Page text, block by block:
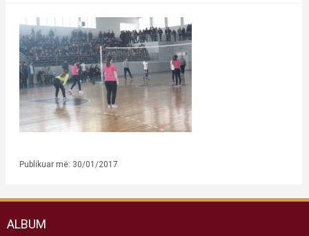
Publikuar më: 30/01/2017
ALBUM